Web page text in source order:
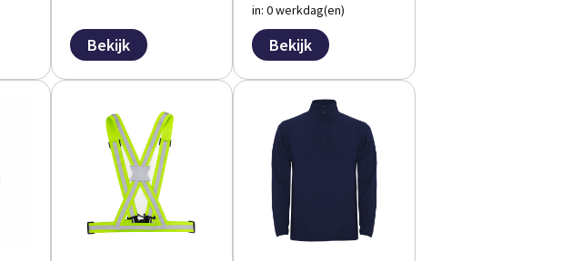
Bekijk
in: 0 werkdag(en)
Bekijk